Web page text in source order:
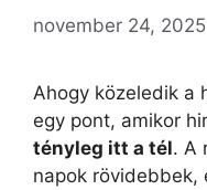
november 24, 2025
Ahogy közeledik a
egy pont, amikor
tényleg itt a tél. A
napok rövidebbek,